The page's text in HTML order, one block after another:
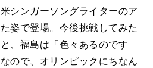
シンガーソングライターのア
姿で登場。今後挑戦してみた
、福島は「色々あるのです
ので、オリンピックにちなん